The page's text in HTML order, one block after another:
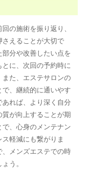
の施術を振り返り、
えることが大切で
分や改善したい点を
に、次回の予約時に
た、エステサロンの
、継続的に通いやす
れば、より深く自分
が向上することが期
、心身のメンテナン
軽減にも繋がりま
メンズエステでの時
う。